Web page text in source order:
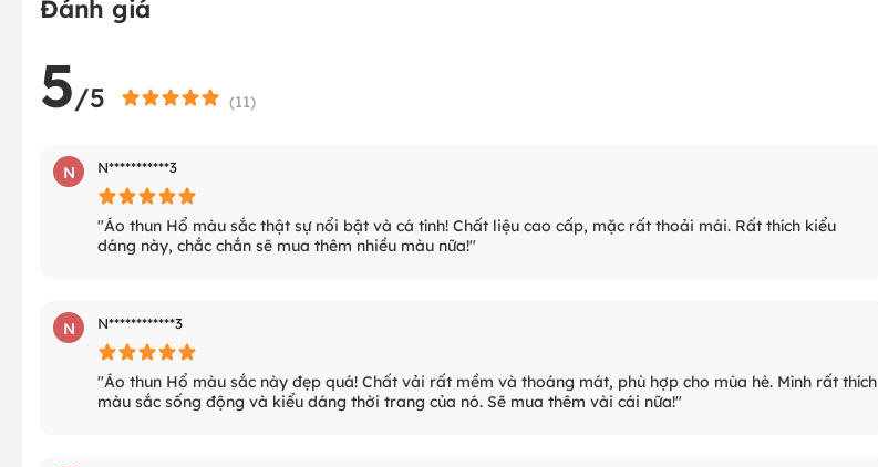
Đánh giá
5/5 (11)
N N***********3
"Áo thun Hổ màu sắc thật sự nổi bật và cá tính! Chất liệu cao cấp, mặc rất thoải mái. Rất thích kiểu
dáng này, chắc chắn sẽ mua thêm nhiều màu nữa!"
N N************3
"Áo thun Hổ màu sắc này đẹp quá! Chất vải rất mềm và thoáng mát, phù hợp cho mùa hè. Mình rất thích
màu sắc sống động và kiểu dáng thời trang của nó. Sẽ mua thêm vài cái nữa!"